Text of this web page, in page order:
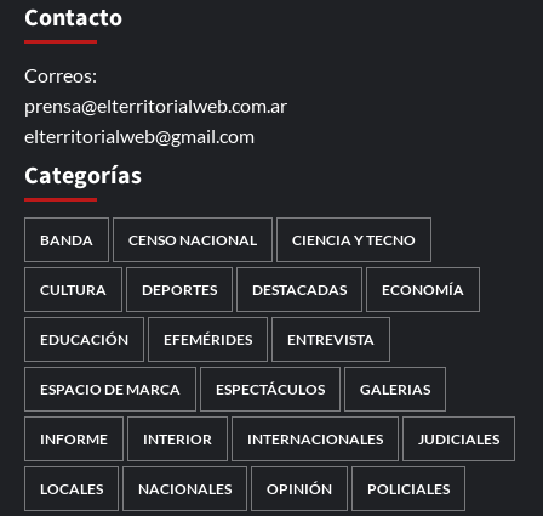
Contacto
Correos:
prensa@elterritorialweb.com.ar
elterritorialweb@gmail.com
Categorías
BANDA CENSO NACIONAL CIENCIA Y TECNO
CULTURA DEPORTES DESTACADAS ECONOMÍA
EDUCACIÓN EFEMÉRIDES ENTREVISTA
ESPACIO DE MARCA ESPECTÁCULOS GALERIAS
INFORME INTERIOR INTERNACIONALES JUDICIALES
LOCALES NACIONALES OPINIÓN POLICIALES